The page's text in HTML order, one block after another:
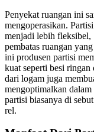
Penyekat ruangan ini
mengoperasikan.
menjadi lebih fleksibel,
pembatas ruangan
ini produsen partisi
kuat seperti besi
dari logam juga
mengoptimalkan
partisi biasanya di
rel.